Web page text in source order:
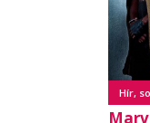
Hír,